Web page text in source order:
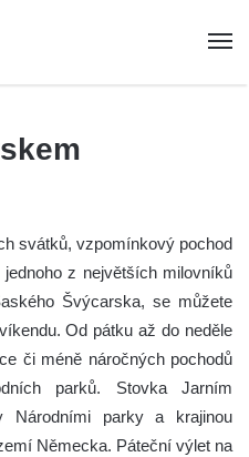
svátků, vzpomínkový pochod
z největších milovníků
Švýcarska, se můžete
Od pátku až do neděle
či méně náročných pochodů
parků. Stovka Jarním
Národními parky a krajinou
Německa. Páteční výlet na